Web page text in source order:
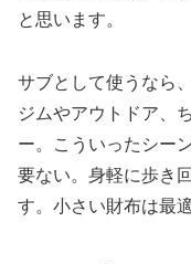
と思います。
サブとして使うなら
ジムやアウトドア、
ー。こういったシー
要ない。身軽に歩き
す。小さい財布は最